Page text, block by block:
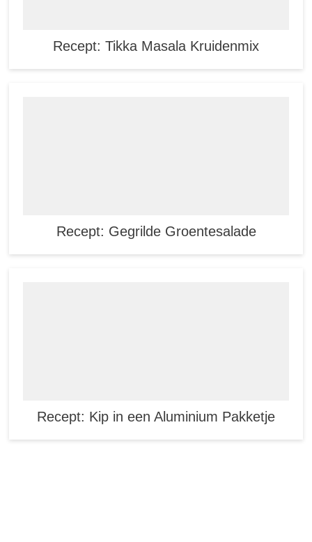
Recept: Tikka Masala Kruidenmix
Recept: Gegrilde Groentesalade
Recept: Kip in een Aluminium Pakketje